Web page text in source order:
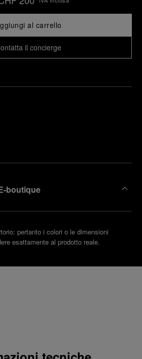
al carrello
il concierge
boutique
pertanto i colori o le dimensioni
esattamente al prodotto reale.